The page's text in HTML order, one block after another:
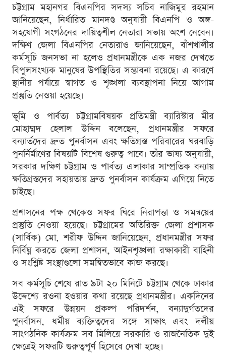
চট্টগ্রাম মহানগর বিএনপির সদস্য সচিব নাজিমুর রহমান
জানিয়েছেন, নির্ধারিত মানদণ্ড অনুযায়ী বিএনপি ও অঙ্গ-
সহযোগী সংগঠনের দায়িত্বশীল নেতারা সভায় অংশ নেবেন।
দক্ষিণ জেলা বিএনপির নেতারাও জানিয়েছেন, বাঁশখালীর
কর্মসূচি জনসভা না হলেও প্রধানমন্ত্রীকে এক নজর দেখতে
বিপুলসংখ্যক মানুষের উপস্থিতির সম্ভাবনা রয়েছে। এ কারণে
স্থানীয় পর্যায়ে স্বাগত ও শৃঙ্খলা ব্যবস্থাপনা নিয়ে আগাম
প্রস্তুতি নেওয়া হয়েছে।
ভূমি ও পার্বত্য চট্টগ্রামবিষয়ক প্রতিমন্ত্রী ব্যারিস্টার মীর
মোহাম্মদ হেলাল উদ্দিন বলেছেন, প্রধানমন্ত্রীর সফরে
বন্যার্তদের দ্রুত পুনর্বাসন এবং ক্ষতিগ্রস্ত পরিবারের ঘরবাড়ি
পুনর্নির্মাণের বিষয়টি বিশেষ গুরুত্ব পাবে। তাঁর ভাষ্য অনুযায়ী,
সরকার দক্ষিণ চট্টগ্রাম ও পার্বত্য এলাকার সাম্প্রতিক বন্যায়
ক্ষতিগ্রস্তদের সহায়তায় দ্রুত পুনর্বাসন কার্যক্রম এগিয়ে নিতে
চাইছে।
প্রশাসনের পক্ষ থেকেও সফর ঘিরে নিরাপত্তা ও সমন্বয়ের
প্রস্তুতি নেওয়া হয়েছে। চট্টগ্রামের অতিরিক্ত জেলা প্রশাসক
(সার্বিক) মো. শরীফ উদ্দিন জানিয়েছেন, প্রধানমন্ত্রীর সফর
নির্বিঘ্ন করতে জেলা প্রশাসন, আইনশৃঙ্খলা রক্ষাকারী বাহিনী
ও সংশ্লিষ্ট সংস্থাগুলো সমন্বিতভাবে কাজ করছে।
সব কর্মসূচি শেষে রাত ৯টা ২০ মিনিটে চট্টগ্রাম থেকে ঢাকার
উদ্দেশ্যে রওনা হওয়ার কথা রয়েছে প্রধানমন্ত্রীর। একদিনের
এই সফরে উন্নয়ন প্রকল্প পরিদর্শন, বন্যাদুর্গতদের
পুনর্বাসন, ধর্মীয় ব্যক্তিত্বদের সঙ্গে সাক্ষাৎ এবং দলীয়
সাংগঠনিক কার্যক্রম সব মিলিয়ে সরকারি ও রাজনৈতিক দুই
ক্ষেত্রেই সফরটি গুরুত্বপূর্ণ হিসেবে দেখা হচ্ছে।